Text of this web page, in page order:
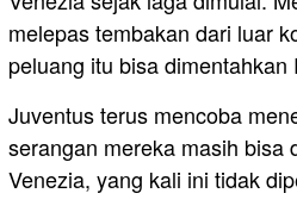
melepas tembakan dari luar
peluang itu bisa dimentahkan
Juventus terus mencoba
serangan mereka masih bisa
Venezia, yang kali ini tidak